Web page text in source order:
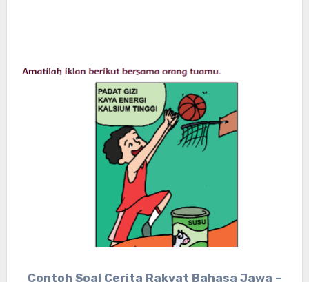
Contoh Soal Cerita Rakyat Bahasa Jawa –